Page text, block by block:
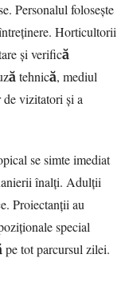
Personalul folosește
Horticultorii
și verifică
tehnică, mediul
vizitatori și a
se simte imediat
înalți. Adulții
Proiectanții au
special
pe tot parcursul zilei.